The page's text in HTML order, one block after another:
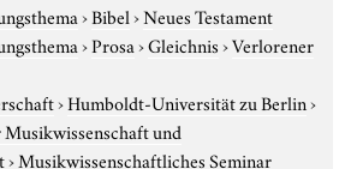
›Bibel›Neues Testament
›Prosa›Gleichnis›Verlorener
›Humboldt-Universität zu Berlin›
und
›Musikwissenschaftliches Seminar